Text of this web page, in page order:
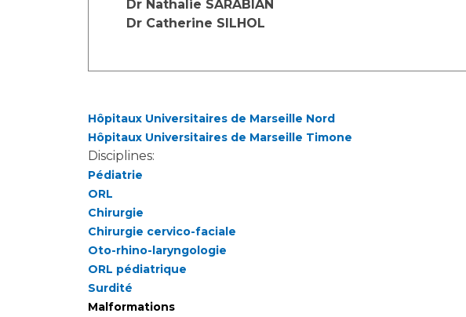
Dr Nathalie SARABIAN
Dr Catherine SILHOL
Hôpitaux Universitaires de Marseille Nord
Hôpitaux Universitaires de Marseille Timone
Disciplines:
Pédiatrie
ORL
Chirurgie
Chirurgie cervico-faciale
Oto-rhino-laryngologie
ORL pédiatrique
Surdité
Malformations